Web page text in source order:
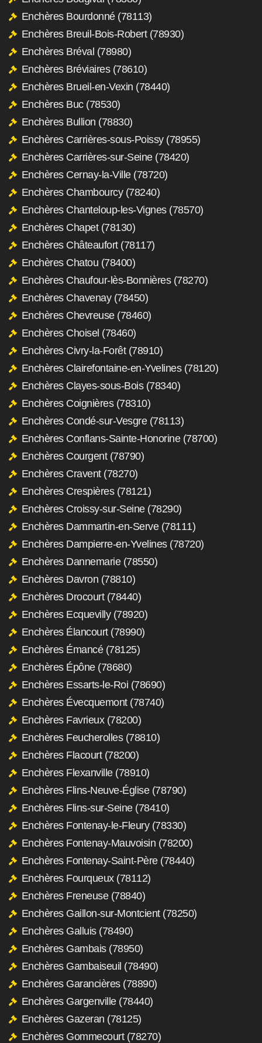
Enchères Bourdonné (78113)
Enchères Breuil-Bois-Robert (78930)
Enchères Bréval (78980)
Enchères Bréviaires (78610)
Enchères Brueil-en-Vexin (78440)
Enchères Buc (78530)
Enchères Bullion (78830)
Enchères Carrières-sous-Poissy (78955)
Enchères Carrières-sur-Seine (78420)
Enchères Cernay-la-Ville (78720)
Enchères Chambourcy (78240)
Enchères Chanteloup-les-Vignes (78570)
Enchères Chapet (78130)
Enchères Châteaufort (78117)
Enchères Chatou (78400)
Enchères Chaufour-lès-Bonnières (78270)
Enchères Chavenay (78450)
Enchères Chevreuse (78460)
Enchères Choisel (78460)
Enchères Civry-la-Forêt (78910)
Enchères Clairefontaine-en-Yvelines (78120)
Enchères Clayes-sous-Bois (78340)
Enchères Coignières (78310)
Enchères Condé-sur-Vesgre (78113)
Enchères Conflans-Sainte-Honorine (78700)
Enchères Courgent (78790)
Enchères Cravent (78270)
Enchères Crespières (78121)
Enchères Croissy-sur-Seine (78290)
Enchères Dammartin-en-Serve (78111)
Enchères Dampierre-en-Yvelines (78720)
Enchères Dannemarie (78550)
Enchères Davron (78810)
Enchères Drocourt (78440)
Enchères Ecquevilly (78920)
Enchères Élancourt (78990)
Enchères Émancé (78125)
Enchères Épône (78680)
Enchères Essarts-le-Roi (78690)
Enchères Évecquemont (78740)
Enchères Favrieux (78200)
Enchères Feucherolles (78810)
Enchères Flacourt (78200)
Enchères Flexanville (78910)
Enchères Flins-Neuve-Église (78790)
Enchères Flins-sur-Seine (78410)
Enchères Fontenay-le-Fleury (78330)
Enchères Fontenay-Mauvoisin (78200)
Enchères Fontenay-Saint-Père (78440)
Enchères Fourqueux (78112)
Enchères Freneuse (78840)
Enchères Gaillon-sur-Montcient (78250)
Enchères Galluis (78490)
Enchères Gambais (78950)
Enchères Gambaiseuil (78490)
Enchères Garancières (78890)
Enchères Gargenville (78440)
Enchères Gazeran (78125)
Enchères Gommecourt (78270)